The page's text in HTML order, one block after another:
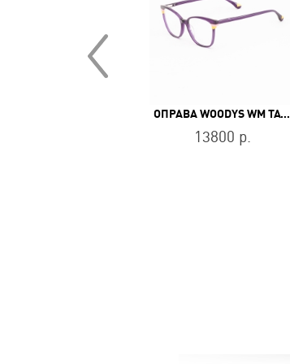
ОПРАВА WOODYS WM TATE 05
13800 р.